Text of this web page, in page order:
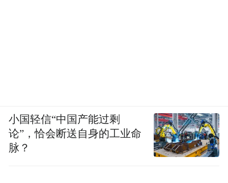
小国轻信“中国产能过剩
论”，恰会断送自身的工业命
脉？